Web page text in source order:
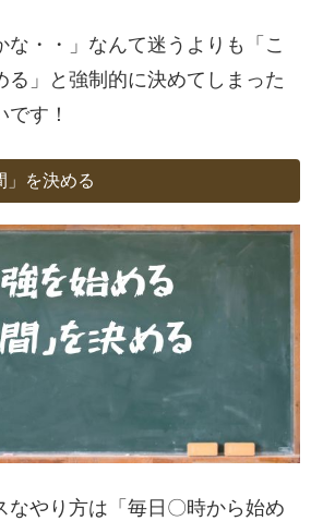
な・・」なんて迷うよりも「こ
る」と強制的に決めてしまった
す！
」を決める
なやり方は「毎日〇時から始め